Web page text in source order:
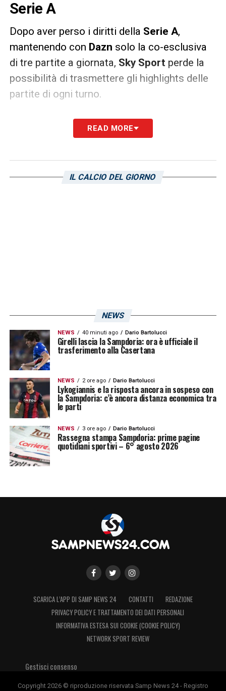
Serie A
Dopo aver perso i diritti della Serie A,
mantenendo con Dazn solo la co-esclusiva
di tre partite a giornata, Sky Sport perde la
possibilità di trasmettere gli highlights delle
partite di ogni turno.
Come riportato daIl Sole 24 Ore
Lega ha deciso di non mettere all’asta il
di trasmetterli. Per Sky Sport, quindi, ci sarà
READ MORE
IL CALCIO DEL GIORNO
NEWS
NEWS 40 minuti ago Dario Bartolucci
Girelli lascia la Sampdoria: ora è ufficiale il
trasferimento alla Casertana
NEWS 2 ore ago Dario Bartolucci
Lykogiannis e la risposta ancora in sospeso con
la Sampdoria: c’è ancora distanza economica tra
le parti
NEWS 3 ore ago Dario Bartolucci
Rassegna stampa Sampdoria: prime pagine
quotidiani sportivi – 6° agosto 2026
SCARICA L’APP DI SAMP NEWS 24 CONTATTI
REDAZIONE
PRIVACY POLICY E TRATTAMENTO DEI DATI PERSONALI
INFORMATIVA ESTESA SUI COOKIE (COOKIE POLICY)
NETWORK SPORT REVIEW
Gestisci consenso
Copyright 2026 © riproduzione riservata Samp News 24 - Registro